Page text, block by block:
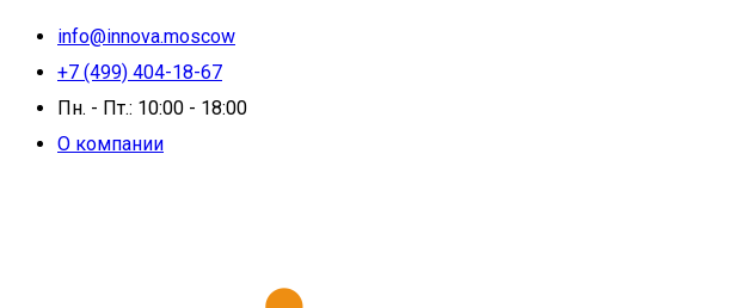
info@innova.moscow
+7 (499) 404-18-67
Пн. - Пт.: 10:00 - 18:00
О компании